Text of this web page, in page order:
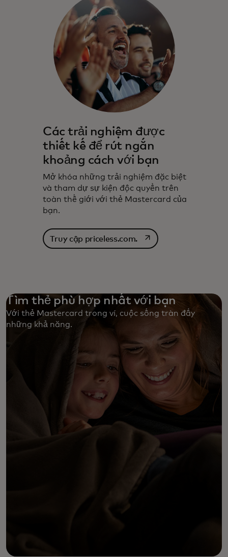
Các trải nghiệm được
thiết kế để rút ngắn
khoảng cách với bạn
Mở khóa những trải nghiệm đặc biệt
và tham dự sự kiện độc quyền trên
toàn thế giới với thẻ Mastercard của
bạn.
Truy cập priceless.com. opens in a new tab
Tìm thẻ phù hợp nhất với bạn
Với thẻ Mastercard trong ví, cuộc sống tràn đầy
những khả năng. ‎